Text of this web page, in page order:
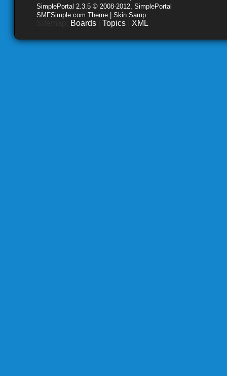
SimplePortal 2.3.5 © 2008-2012, SimplePortal
SMFSimple.com Theme | Skin Samp
Boards Topics XML